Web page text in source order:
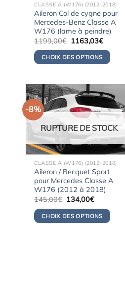
CLASSE A (W176) (2012-2018)
Aileron Col de cygne pour
Mercedes-Benz Classe A
W176 (lame à peindre)
1199,00€ Le
initial
était :
1163,03€Le
actuel
est :
CHOIX DES OPTIONS
-8%
RUPTURE DE STOCK
CLASSE A (W176) (2012-2018)
Aileron / Becquet Sport
pour Mercedes Classe A
W176 (2012 à 2018)
145,00€ Le
initial
était :
134,00€Le
actuel
est :
CHOIX DES OPTIONS